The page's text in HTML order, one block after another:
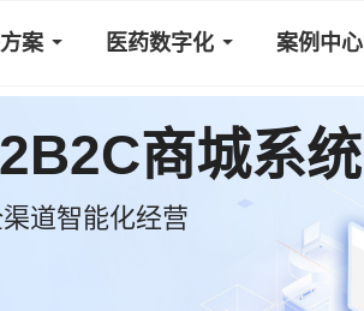
案 医药数字化 案例中心
商城系统
道智能化经营